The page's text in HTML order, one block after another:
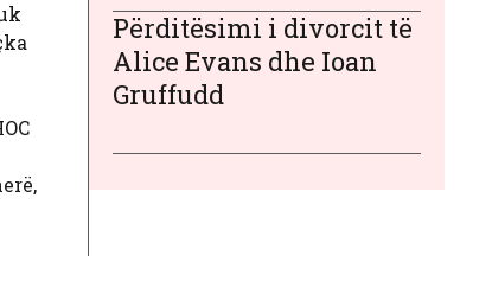
Përditësimi i divorcit të
Alice Evans dhe Ioan
Gruffudd